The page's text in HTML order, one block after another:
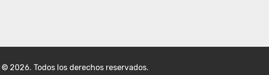
© 2026. Todos los derechos reservados.